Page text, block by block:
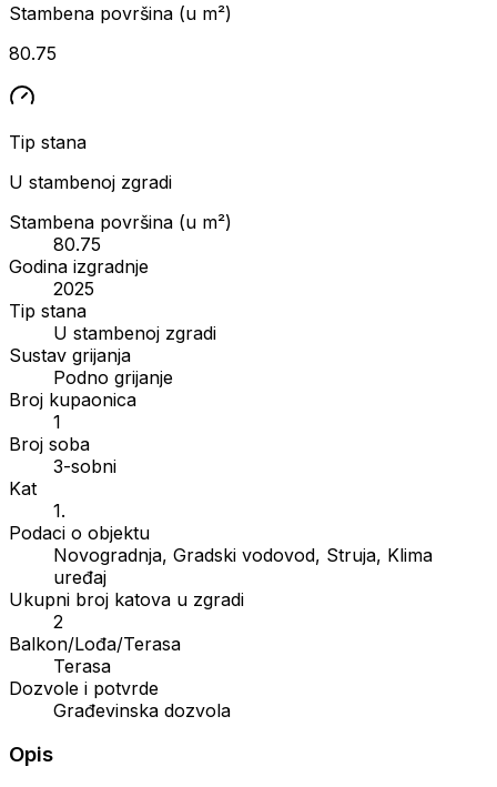
Stambena površina (u m²)
80.75
Tip stana
U stambenoj zgradi
Stambena površina (u m²)
80.75
Godina izgradnje
2025
Tip stana
U stambenoj zgradi
Sustav grijanja
Podno grijanje
Broj kupaonica
1
Broj soba
3-sobni
Kat
1.
Podaci o objektu
Novogradnja, Gradski vodovod, Struja, Klima
uređaj
Ukupni broj katova u zgradi
2
Balkon/Lođa/Terasa
Terasa
Dozvole i potvrde
Građevinska dozvola
Opis